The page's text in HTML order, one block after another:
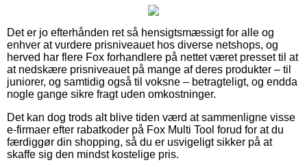
Det er jo efterhånden ret så hensigtsmæssigt for alle og
enhver at vurdere prisniveauet hos diverse netshops, og
herved har flere Fox forhandlere på nettet været presset til at
at nedskære prisniveauet på mange af deres produkter – til
juniorer, og samtidig også til voksne – betragteligt, og endda
nogle gange sikre fragt uden omkostninger.
Det kan dog trods alt blive tiden værd at sammenligne visse
e-firmaer efter rabatkoder på Fox Multi Tool forud for at du
færdiggør din shopping, så du er usvigeligt sikker på at
skaffe sig den mindst kostelige pris.